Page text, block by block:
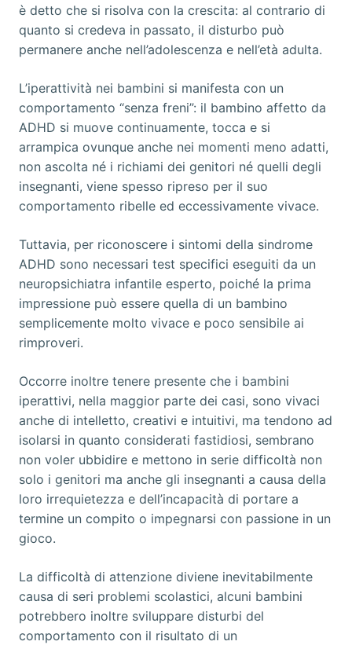
è detto che si risolva con la crescita: al contrario di
quanto si credeva in passato, il disturbo può
permanere anche nell’adolescenza e nell’età adulta.
L’iperattività nei bambini si manifesta con un
comportamento “senza freni”: il bambino affetto da
ADHD si muove continuamente, tocca e si
arrampica ovunque anche nei momenti meno adatti,
non ascolta né i richiami dei genitori né quelli degli
insegnanti, viene spesso ripreso per il suo
comportamento ribelle ed eccessivamente vivace.
Tuttavia, per riconoscere i sintomi della sindrome
ADHD sono necessari test specifici eseguiti da un
neuropsichiatra infantile esperto, poiché la prima
impressione può essere quella di un bambino
semplicemente molto vivace e poco sensibile ai
rimproveri.
Occorre inoltre tenere presente che i bambini
iperattivi, nella maggior parte dei casi, sono vivaci
anche di intelletto, creativi e intuitivi, ma tendono ad
isolarsi in quanto considerati fastidiosi, sembrano
non voler ubbidire e mettono in serie difficoltà non
solo i genitori ma anche gli insegnanti a causa della
loro irrequietezza e dell’incapacità di portare a
termine un compito o impegnarsi con passione in un
gioco.
La difficoltà di attenzione diviene inevitabilmente
causa di seri problemi scolastici, alcuni bambini
potrebbero inoltre sviluppare disturbi del
comportamento con il risultato di un